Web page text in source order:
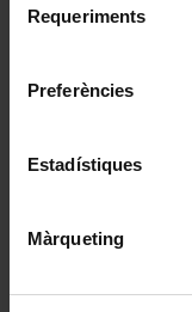
consultar la
Requeriments
Preferències
Estadístiques
Màrqueting
Diagonal, 643
Punto de